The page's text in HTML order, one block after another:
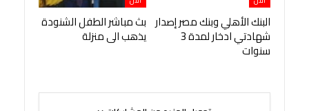
البنك الأهلي وبنك مصر إصدار
شهادتي ادخار لمدة 3
سنوات
بث مباشر الطفل الشنودة
يذهب الى منزلة